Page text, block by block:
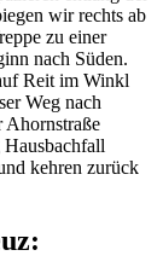
wir rechts ab
zu einer
nach Süden.
Reit im Winkl
Weg nach
Ahornstraße
kehren zurück